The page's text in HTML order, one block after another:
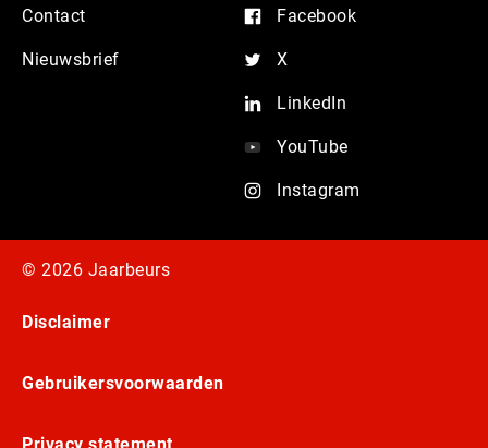
Contact
Nieuwsbrief
Facebook
X
LinkedIn
YouTube
Instagram
© 2026 Jaarbeurs
Disclaimer
Gebruikersvoorwaarden